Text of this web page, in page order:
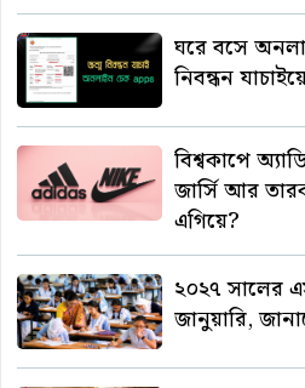
ঘরে বসে
নিবন্ধন
বিশ্বকাপে
জার্সি আর
এগিয়ে?
২০২৭ সালের
জানুয়ারি,